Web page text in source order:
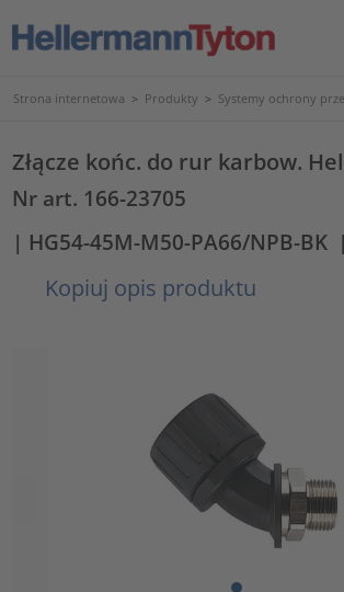
Strona internetowa > Produkty > Systemy ochrony
Złącze końc. do rur karbow.
Nr art. 166-23705
| HG54-45M-M50-PA66/NPB-BK |
Kopiuj opis produktu